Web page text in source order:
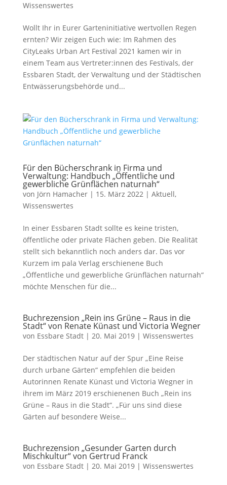
Wissenswertes
Wollt Ihr in Eurer Garteninitiative wertvollen Regen
ernten? Wir zeigen Euch wie: Im Rahmen des
CityLeaks Urban Art Festival 2021 kamen wir in
einem Team aus Vertreter:innen des Festivals, der
Essbaren Stadt, der Verwaltung und der Städtischen
Entwässerungsbehörde und...
Für den Bücherschrank in Firma und
Verwaltung: Handbuch „Öffentliche und
gewerbliche Grünflächen naturnah“
von Jörn Hamacher| 15. März 2022| Aktuell,
Wissenswertes
In einer Essbaren Stadt sollte es keine tristen,
öffentliche oder private Flächen geben. Die Realität
stellt sich bekanntlich noch anders dar. Das vor
Kurzem im pala Verlag erschienene Buch
„Öffentliche und gewerbliche Grünflächen naturnah“
möchte Menschen für die...
Buchrezension „Rein ins Grüne – Raus in die
Stadt“ von Renate Künast und Victoria Wegner
von Essbare Stadt| 20. Mai 2019| Wissenswertes
Der städtischen Natur auf der Spur „Eine Reise
durch urbane Gärten“ empfehlen die beiden
Autorinnen Renate Künast und Victoria Wegner in
ihrem im März 2019 erschienenen Buch „Rein ins
Grüne – Raus in die Stadt“. „Für uns sind diese
Gärten auf besondere Weise...
Buchrezension „Gesunder Garten durch
Mischkultur“ von Gertrud Franck
von Essbare Stadt| 20. Mai 2019| Wissenswertes